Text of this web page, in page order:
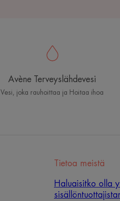
Avène Terveyslähdevesi
Vesi, joka rauhoittaa ja Hoitaa ihoa
Tietoa meistä
Haluaisitko olla